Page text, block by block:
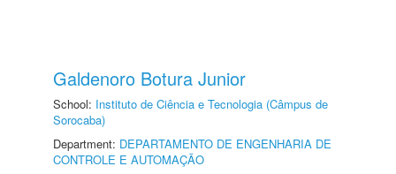
Galdenoro Botura Junior
School: Instituto de Ciência e Tecnologia (Câmpus de
Sorocaba)
Department: DEPARTAMENTO DE ENGENHARIA DE
CONTROLE E AUTOMAÇÃO